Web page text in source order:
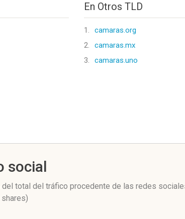
En Otros TLD
1.
camaras.org
2.
camaras.mx
3.
camaras.uno
social
del total del tráfico procedente de las redes